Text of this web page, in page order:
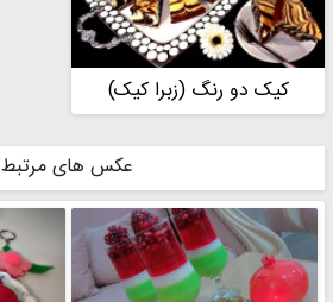
کیک دو رنگ (زبرا کیک)
عکس های مرتبط